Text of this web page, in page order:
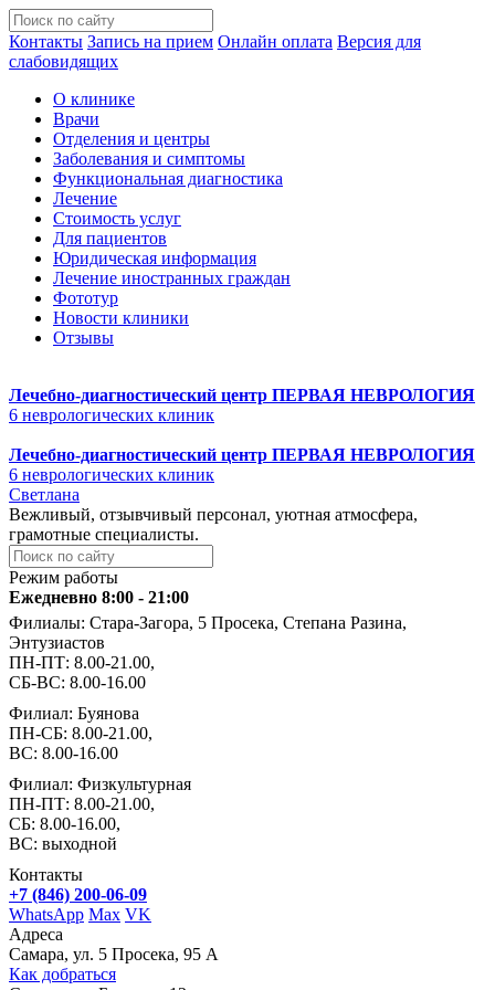
Контакты Запись на прием Онлайн оплата Версия для
слабовидящих
О клинике
Врачи
Отделения и центры
Заболевания и симптомы
Функциональная диагностика
Лечение
Стоимость услуг
Для пациентов
Юридическая информация
Лечение иностранных граждан
Фототур
Новости клиники
Отзывы
Лечебно-диагностический центр ПЕРВАЯ НЕВРОЛОГИЯ
6 неврологических клиник
Лечебно-диагностический центр ПЕРВАЯ НЕВРОЛОГИЯ
6 неврологических клиник
Светлана
Вежливый, отзывчивый персонал, уютная атмосфера,
грамотные специалисты.
Режим работы
Ежедневно 8:00 - 21:00
Филиалы: Стара-Загора, 5 Просека, Степана Разина,
Энтузиастов
ПН-ПТ: 8.00-21.00,
СБ-ВС: 8.00-16.00
Филиал: Буянова
ПН-СБ: 8.00-21.00,
ВС: 8.00-16.00
Филиал: Физкультурная
ПН-ПТ: 8.00-21.00,
СБ: 8.00-16.00,
ВС: выходной
Контакты
+7 (846) 200-06-09
WhatsApp Max VK
Адреса
Самара, ул. 5 Просека, 95 А
Как добраться